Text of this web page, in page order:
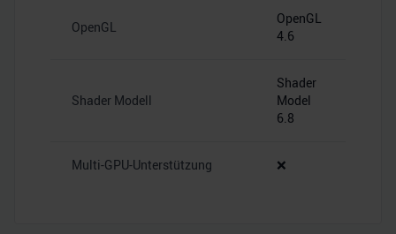
OpenGL
OpenGL
4.6
Shader Modell
Shader
Model
6.8
Multi-GPU-Unterstützung ❌